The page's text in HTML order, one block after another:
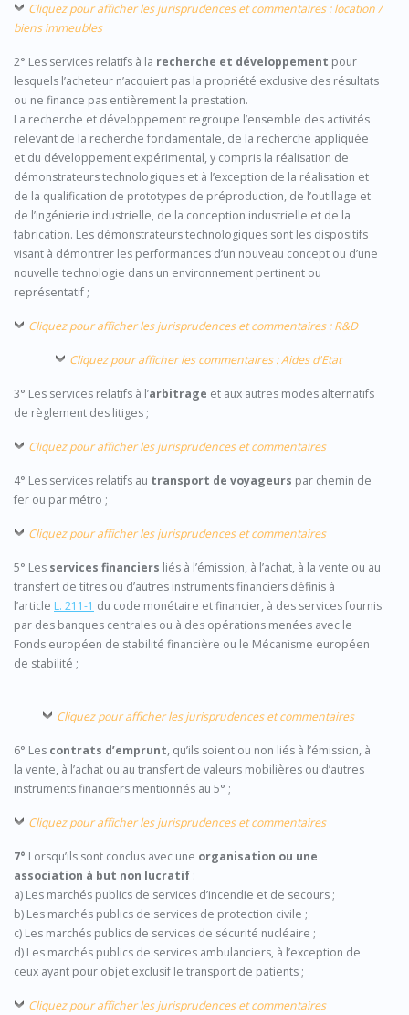
Cliquez pour afficher les jurisprudences et commentaires : location /
biens immeubles
2° Les services relatifs à la recherche et développement pour
lesquels l’acheteur n’acquiert pas la propriété exclusive des résultats
ou ne finance pas entièrement la prestation.
La recherche et développement regroupe l’ensemble des activités
relevant de la recherche fondamentale, de la recherche appliquée
et du développement expérimental, y compris la réalisation de
démonstrateurs technologiques et à l’exception de la réalisation et
de la qualification de prototypes de préproduction, de l’outillage et
de l’ingénierie industrielle, de la conception industrielle et de la
fabrication. Les démonstrateurs technologiques sont les dispositifs
visant à démontrer les performances d’un nouveau concept ou d’une
nouvelle technologie dans un environnement pertinent ou
représentatif ;
Cliquez pour afficher les jurisprudences et commentaires : R&D
Cliquez pour afficher les commentaires : Aides d'Etat
3° Les services relatifs à l’arbitrage et aux autres modes alternatifs
de règlement des litiges ;
Cliquez pour afficher les jurisprudences et commentaires
4° Les services relatifs au transport de voyageurs par chemin de
fer ou par métro ;
Cliquez pour afficher les jurisprudences et commentaires
5° Les services financiers liés à l’émission, à l’achat, à la vente ou au
transfert de titres ou d’autres instruments financiers définis à
l’article L. 211-1 du code monétaire et financier, à des services fournis
par des banques centrales ou à des opérations menées avec le
Fonds européen de stabilité financière ou le Mécanisme européen
de stabilité ;
Cliquez pour afficher les jurisprudences et commentaires
6° Les contrats d’emprunt, qu’ils soient ou non liés à l’émission, à
la vente, à l’achat ou au transfert de valeurs mobilières ou d’autres
instruments financiers mentionnés au 5° ;
Cliquez pour afficher les jurisprudences et commentaires
7° Lorsqu’ils sont conclus avec une organisation ou une
association à but non lucratif :
a) Les marchés publics de services d’incendie et de secours ;
b) Les marchés publics de services de protection civile ;
c) Les marchés publics de services de sécurité nucléaire ;
d) Les marchés publics de services ambulanciers, à l’exception de
ceux ayant pour objet exclusif le transport de patients ;
Cliquez pour afficher les jurisprudences et commentaires